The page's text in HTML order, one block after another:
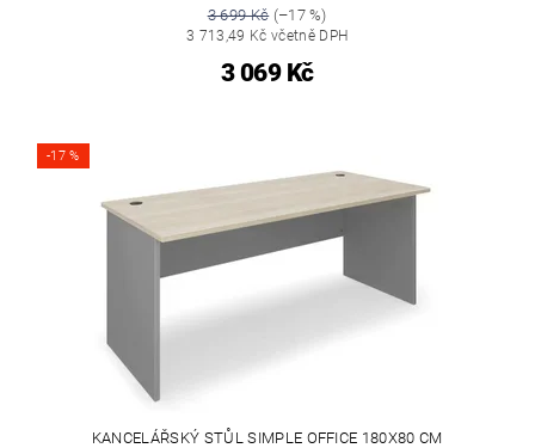
3 699 Kč(–17 %)
3 713,49 Kč včetně DPH
3 069 Kč
-17 %
KANCELÁŘSKÝ STŮL SIMPLE OFFICE 180X80 CM